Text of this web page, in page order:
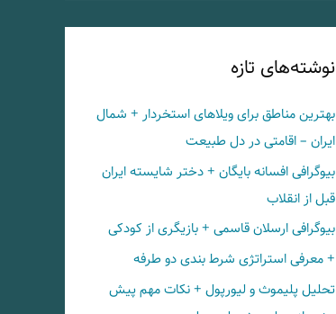
نوشته‌های تازه
بهترین مناطق برای ویلاهای استخردار + شمال
ایران – اقامتی در دل طبیعت
بیوگرافی افسانه بایگان + دختر شایسته ایران
قبل از انقلاب
بیوگرافی ارسلان قاسمی + بازیگری از کودکی
+ معرفی استراتژی شرط بندی دو طرفه
تحلیل پلیموث و لیورپول + نکات مهم پیش